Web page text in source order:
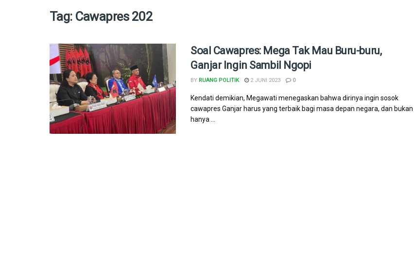
Tag: Cawapres 202
Soal Cawapres: Mega Tak Mau Buru-buru,
Ganjar Ingin Sambil Ngopi
BY RUANG POLITIK 2 JUNI 2023 0
Kendati demikian, Megawati menegaskan bahwa dirinya ingin sosok
cawapres Ganjar harus yang terbaik bagi masa depan negara, dan bukan
hanya ...